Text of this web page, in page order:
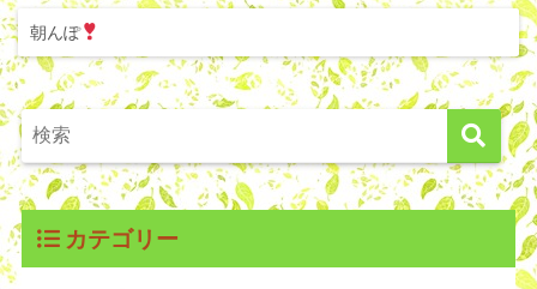
朝んぽ
カテゴリー